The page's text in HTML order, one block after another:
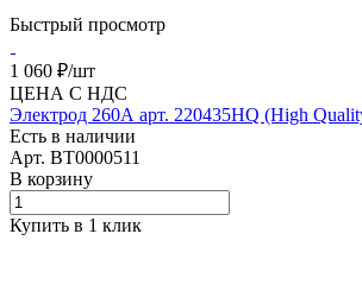
Быстрый просмотр
1 060 ₽/шт
ЦЕНА С НДС
Электрод 260А арт. 220435HQ (High
Есть в наличии
Арт. BT0000511
В корзину
Купить в 1 клик